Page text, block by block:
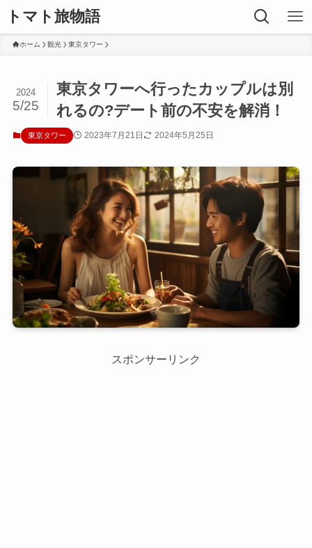
トマト旅物語
ホーム 観光 東京タワー
東京タワーへ行ったカップルは別
れるの?デート前の不安を解消！
2024
5/25
東京タワー 2023年7月21日 2024年5月25日
スポンサーリンク